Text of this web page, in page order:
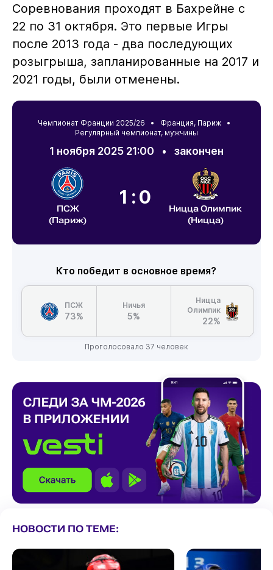
Соревнования проходят в Бахрейне с
22 по 31 октября. Это первые Игры
после 2013 года - два последующих
розыгрыша, запланированные на 2017 и
2021 годы, были отменены.
Чемпионат Франции 2025/26 • Франция, Париж •
Регулярный чемпионат, мужчины
1 ноября 2025 21:00 • закончен
ПСЖ
(Париж)
1:0
Ницца Олимпик
(Ницца)
Кто победит в основное время?
ПСЖ
73%
Ничья
5%
Ницца
Олимпик
22%
Проголосовало 37 человек
НОВОСТИ ПО ТЕМЕ: